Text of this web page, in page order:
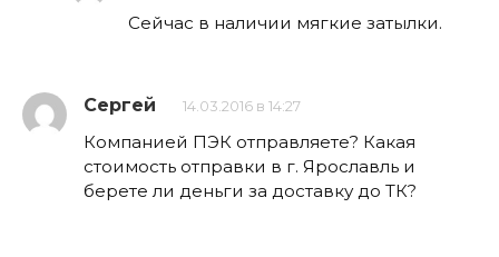
Сейчас в наличии мягкие затылки.
Сергей 14.03.2016 в 14:27
Компанией ПЭК отправляете? Какая
стоимость отправки в г. Ярославль и
берете ли деньги за доставку до ТК?